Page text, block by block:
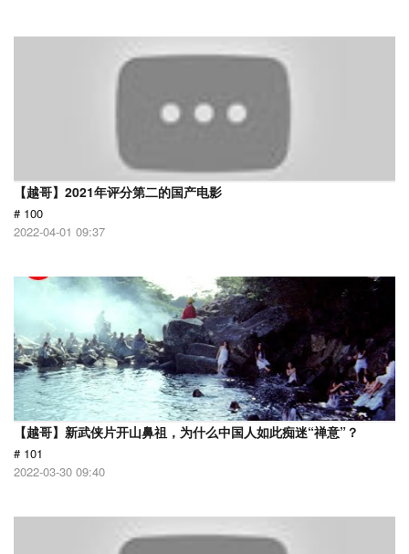
【越哥】2021年评分第二的国产电影
# 100
2022-04-01 09:37
【越哥】新武侠片开山鼻祖，为什么中国人如此痴迷“禅意”？
# 101
2022-03-30 09:40